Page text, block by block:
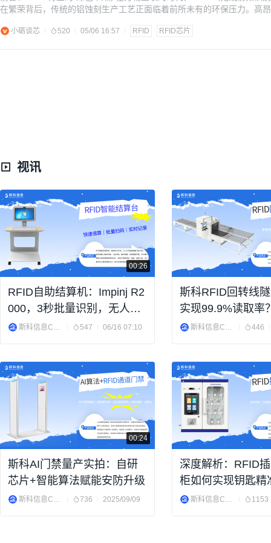
在繁荣背后，传统的铝蚀刻生产工艺正面临着前所未有的环保压力。高
成本优势以及与现有贴片工艺的
小砺谈芯 520 05/06 16:57 RFID RFID芯片
视讯
00:26
RFID自助结算机：Impinj R2
000，3秒批量识别，无人值
守全支持 斯科信息Cykeo 547 06/16 07:10
斯科RFID回转线
实现99.9%读取率
斯科信息Cykeo 446
00:24
斯科AI门禁量产实拍：自研
芯片+智能算法赋能安防升级
斯科信息Cykeo 736 2025/09/09
深度解析：RFID
柜如何实现钥匙精
权限追溯？斯科信息Cykeo 1153